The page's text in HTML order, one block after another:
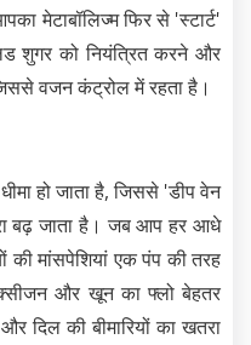
मेटाबॉलिज्म फिर से 'स्टार्ट'
शुगर को नियंत्रित करने और
वजन कंट्रोल में रहता है।
हो जाता है, जिससे 'डीप वेन
बढ़ जाता है। जब आप हर आधे
मांसपेशियां एक पंप की तरह
और खून का फ्लो बेहतर
दिल की बीमारियों का खतरा